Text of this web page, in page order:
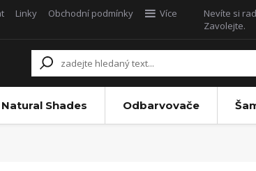
Linky Obchodní podmínky Více
Nevíte si
Zavolejte.
Natural Shades Odbarvovače